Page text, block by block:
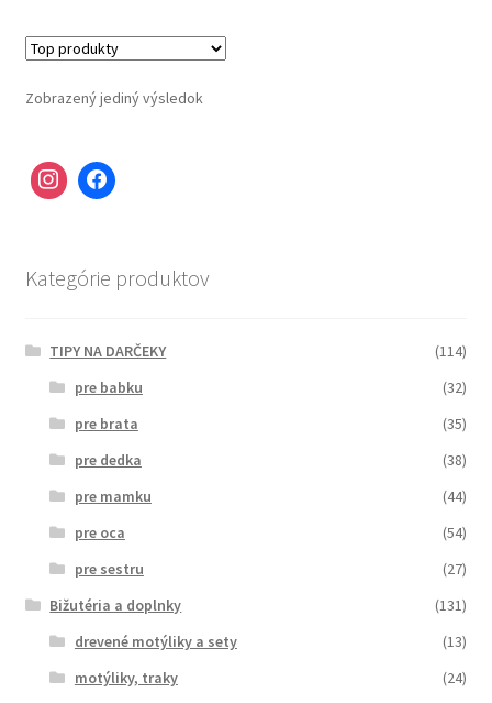
Zobrazený jediný výsledok
Kategórie produktov
TIPY NA DARČEKY
(114)
pre babku
(32)
pre brata
(35)
pre dedka
(38)
pre mamku
(44)
pre oca
(54)
pre sestru
(27)
Bižutéria a doplnky
(131)
drevené motýliky a sety
(13)
motýliky, traky
(24)